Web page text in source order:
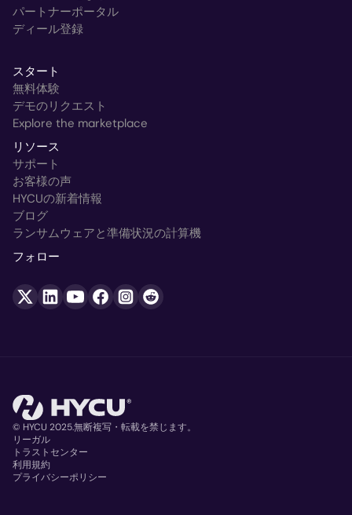
パートナーポータル
ディール登録
スタート
無料体験
デモのリクエスト
Explore the marketplace
リソース
サポート
お客様の声
HYCUの新着情報
ブログ
ランサムウェアと準備状況の計算機
フォロー
Copyright
© HYCU 2025.無断複写・転載を禁じます。
リーガル
トラストセンター
利用規約
プライバシーポリシー